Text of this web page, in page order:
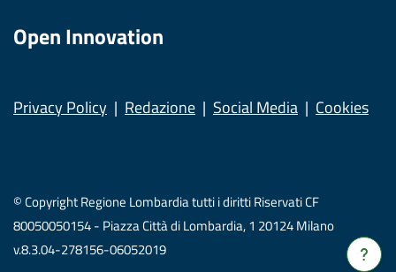
Verrà
Open Innovation
Privacy Policy Redazione Social Media Cookies
© Copyright Regione Lombardia tutti i diritti Riservati CF
80050050154 - Piazza Città di Lombardia, 1 20124 Milano
v.8.3.04-278156-06052019